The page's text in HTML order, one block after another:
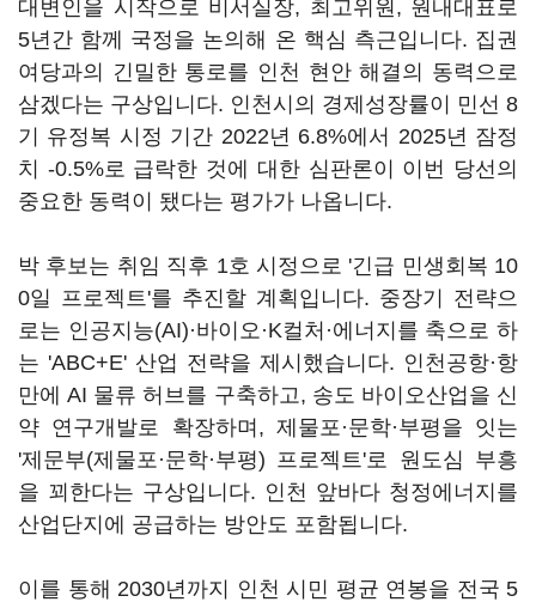
대변인을 시작으로 비서실장, 최고위원, 원내대표로
5년간 함께 국정을 논의해 온 핵심 측근입니다. 집권
여당과의 긴밀한 통로를 인천 현안 해결의 동력으로
삼겠다는 구상입니다. 인천시의 경제성장률이 민선 8
기 유정복 시정 기간 2022년 6.8%에서 2025년 잠정
치 -0.5%로 급락한 것에 대한 심판론이 이번 당선의
중요한 동력이 됐다는 평가가 나옵니다.
박 후보는 취임 직후 1호 시정으로 '긴급 민생회복 10
0일 프로젝트'를 추진할 계획입니다. 중장기 전략으
로는 인공지능(AI)·바이오·K컬처·에너지를 축으로 하
는 'ABC+E' 산업 전략을 제시했습니다. 인천공항·항
만에 AI 물류 허브를 구축하고, 송도 바이오산업을 신
약 연구개발로 확장하며, 제물포·문학·부평을 잇는
'제문부(제물포·문학·부평) 프로젝트'로 원도심 부흥
을 꾀한다는 구상입니다. 인천 앞바다 청정에너지를
산업단지에 공급하는 방안도 포함됩니다.
이를 통해 2030년까지 인천 시민 평균 연봉을 전국 5